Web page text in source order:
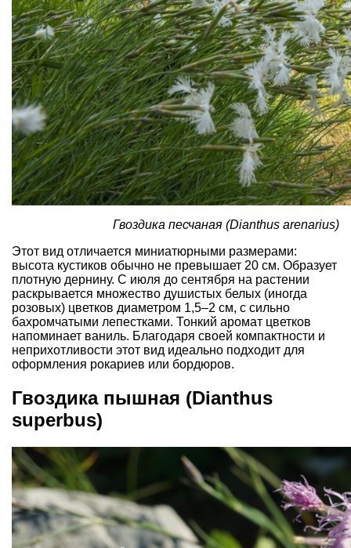
Гвоздика песчаная (Dianthus arenarius)
Этот вид отличается миниатюрными размерами:
высота кустиков обычно не превышает 20 см. Образует
плотную дернину. С июля до сентября на растении
раскрывается множество душистых белых (иногда
розовых) цветков диаметром 1,5–2 см, с сильно
бахромчатыми лепестками. Тонкий аромат цветков
напоминает ваниль. Благодаря своей компактности и
неприхотливости этот вид идеально подходит для
оформления рокариев или бордюров.
Гвоздика пышная (Dianthus
superbus)